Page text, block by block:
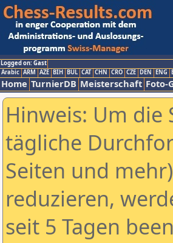
Logged on: Gast
Arabic ARM AZE BIH BUL CAT CHN CRO CZE DEN ENG
Home TurnierDB Meisterschaft Foto-
Hinweis: Um die
tägliche
Seiten und
reduzieren,
seit 5 Tagen